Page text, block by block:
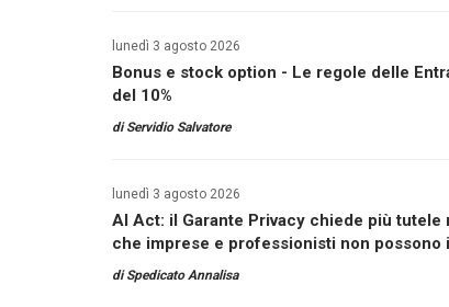
lunedì 3 agosto 2026
Bonus e stock option - Le regole delle
del 10%
diServidio Salvatore
lunedì 3 agosto 2026
AI Act: il Garante Privacy chiede più
che imprese e professionisti non possono
diSpedicato Annalisa